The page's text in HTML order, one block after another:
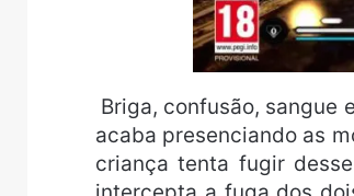
Briga, confusão, sangue
acaba presenciando as
criança tenta fugir